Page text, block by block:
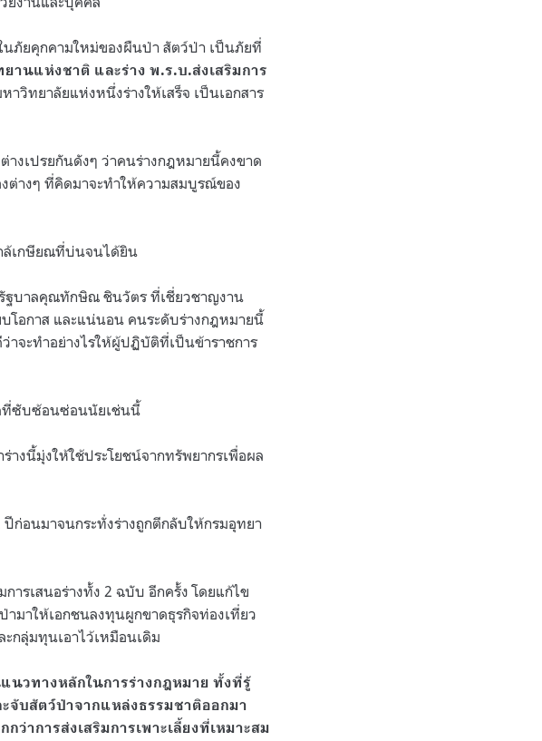
นภัยคุกคามใหม่ของผืนป่า สัตว์ป่า เป็นภัยที่
านแห่งชาติ และร่าง พ.ร.บ.ส่งเสริมการ
วิทยาลัยแห่งหนึ่งร่างให้เสร็จ เป็นเอกสาร
างเปรยกันดังๆ ว่าคนร่างกฎหมายนี้คงขาด
ต่างๆ ที่คิดมาจะทำให้ความสมบูรณ์ของ
ล้เกษียณที่บ่นจนได้ยิน
ฐบาลคุณทักษิณ ชินวัตร ที่เชี่ยวชาญงาน
โอกาส และแน่นอน คนระดับร่างกฎหมายนี้
าจะทำอย่างไรให้ผู้ปฏิบัติที่เป็นข้าราชการ
ที่ซับซ้อนซ่อนนัยเช่นนี้
งนี้มุ่งให้ใช้ประโยชน์จากทรัพยากรเพื่อผล
ก่อนมาจนกระทั่งร่างถูกตีกลับให้กรมอุทยา
ารเสนอร่างทั้ง 2 ฉบับ อีกครั้ง โดยแก้ไข
ามาให้เอกชนลงทุนผูกขาดธุรกิจท่องเที่ยว
กลุ่มทุนเอาไว้เหมือนเดิม
นวทางหลักในการร่างกฎหมาย ทั้งที่รู้
จับสัตว์ป่าจากแหล่งธรรมชาติออกมา
าการส่งเสริมการเพาะเลี้ยงที่เหมาะสม